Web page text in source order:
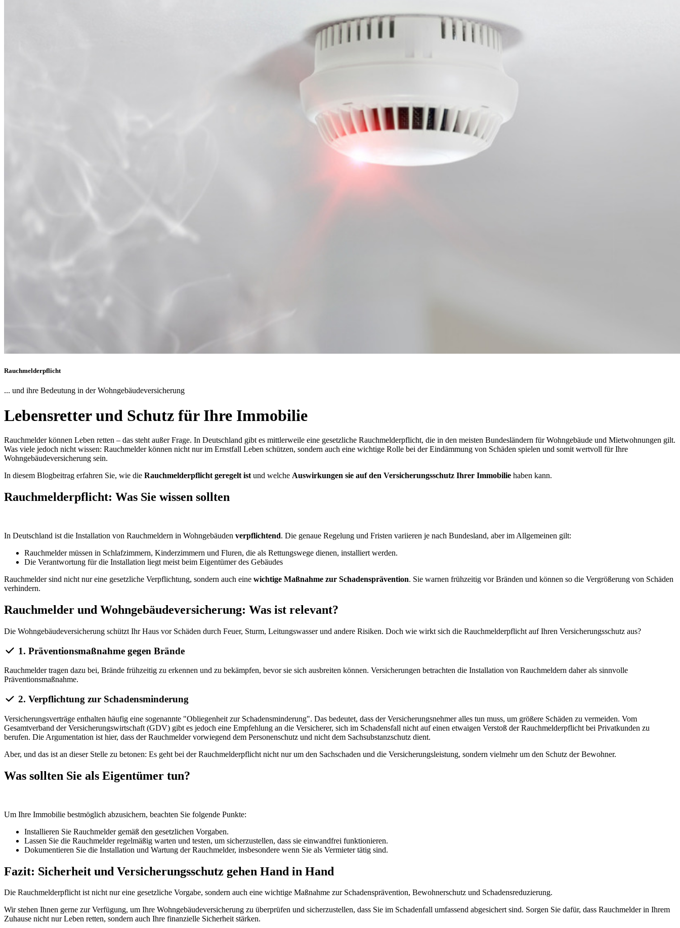
Rauchmelderpflicht
... und ihre Bedeutung in der Wohngebäudeversicherung
Lebensretter und Schutz für Ihre Immobilie
Rauchmelder können Leben retten – das steht außer Frage. In Deutschland gibt es mittlerweile eine gesetzliche Rauchmelderpflicht, die in den meisten Bundesländern für Wohngebäude und Mietwohnungen gilt.
Was viele jedoch nicht wissen: Rauchmelder können nicht nur im Ernstfall Leben schützen, sondern auch eine wichtige Rolle bei der Eindämmung von Schäden spielen und somit wertvoll für Ihre
Wohngebäudeversicherung sein.
In diesem Blogbeitrag erfahren Sie, wie die Rauchmelderpflicht geregelt ist und welche Auswirkungen sie auf den Versicherungsschutz Ihrer Immobilie haben kann.
Rauchmelderpflicht: Was Sie wissen sollten
In Deutschland ist die Installation von Rauchmeldern in Wohngebäuden verpflichtend. Die genaue Regelung und Fristen variieren je nach Bundesland, aber im Allgemeinen gilt:
Rauchmelder müssen in Schlafzimmern, Kinderzimmern und Fluren, die als Rettungswege dienen, installiert werden.
Die Verantwortung für die Installation liegt meist beim Eigentümer des Gebäudes
Rauchmelder sind nicht nur eine gesetzliche Verpflichtung, sondern auch eine wichtige Maßnahme zur Schadensprävention. Sie warnen frühzeitig vor Bränden und können so die Vergrößerung von Schäden
verhindern.
Rauchmelder und Wohngebäudeversicherung: Was ist relevant?
Die Wohngebäudeversicherung schützt Ihr Haus vor Schäden durch Feuer, Sturm, Leitungswasser und andere Risiken. Doch wie wirkt sich die Rauchmelderpflicht auf Ihren Versicherungsschutz aus?
1. Präventionsmaßnahme gegen Brände
Rauchmelder tragen dazu bei, Brände frühzeitig zu erkennen und zu bekämpfen, bevor sie sich ausbreiten können. Versicherungen betrachten die Installation von Rauchmeldern daher als sinnvolle
Präventionsmaßnahme.
2. Verpflichtung zur Schadensminderung
Versicherungsverträge enthalten häufig eine sogenannte "Obliegenheit zur Schadensminderung". Das bedeutet, dass der Versicherungsnehmer alles tun muss, um größere Schäden zu vermeiden. Vom
Gesamtverband der Versicherungswirtschaft (GDV) gibt es jedoch eine Empfehlung an die Versicherer, sich im Schadensfall nicht auf einen etwaigen Verstoß der Rauchmelderpflicht bei Privatkunden zu
berufen. Die Argumentation ist hier, dass der Rauchmelder vorwiegend dem Personenschutz und nicht dem Sachsubstanzschutz dient.
Aber, und das ist an dieser Stelle zu betonen: Es geht bei der Rauchmelderpflicht nicht nur um den Sachschaden und die Versicherungsleistung, sondern vielmehr um den Schutz der Bewohner.
Was sollten Sie als Eigentümer tun?
Um Ihre Immobilie bestmöglich abzusichern, beachten Sie folgende Punkte:
Installieren Sie Rauchmelder gemäß den gesetzlichen Vorgaben.
Lassen Sie die Rauchmelder regelmäßig warten und testen, um sicherzustellen, dass sie einwandfrei funktionieren.
Dokumentieren Sie die Installation und Wartung der Rauchmelder, insbesondere wenn Sie als Vermieter tätig sind.
Fazit: Sicherheit und Versicherungsschutz gehen Hand in Hand
Die Rauchmelderpflicht ist nicht nur eine gesetzliche Vorgabe, sondern auch eine wichtige Maßnahme zur Schadensprävention, Bewohnerschutz und Schadensreduzierung.
Wir stehen Ihnen gerne zur Verfügung, um Ihre Wohngebäudeversicherung zu überprüfen und sicherzustellen, dass Sie im Schadenfall umfassend abgesichert sind. Sorgen Sie dafür, dass Rauchmelder in Ihrem
Zuhause nicht nur Leben retten, sondern auch Ihre finanzielle Sicherheit stärken.